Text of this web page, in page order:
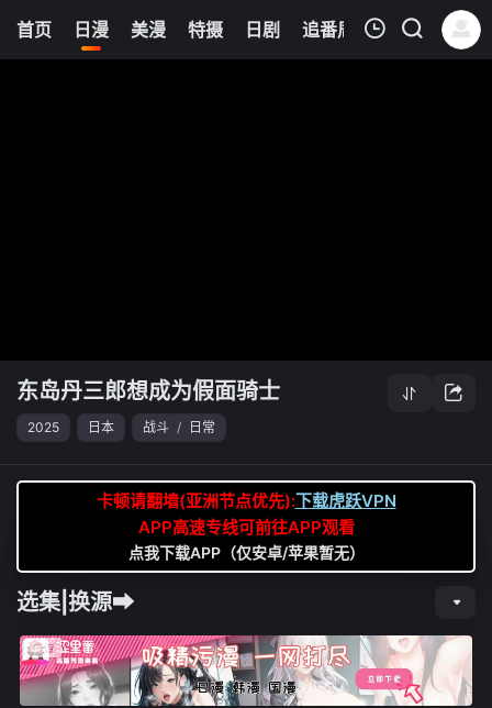
首页 日漫 美漫 特摄 日剧 追番周表 今日更新
21
东岛丹三郎想成为假面骑士
2025 日本 战斗 / 日常
卡顿请翻墙(亚洲节点优先):下载虎跃VPN
APP高速专线可前往APP观看
点我下载APP（仅安卓/苹果暂无）
选集|换源➡